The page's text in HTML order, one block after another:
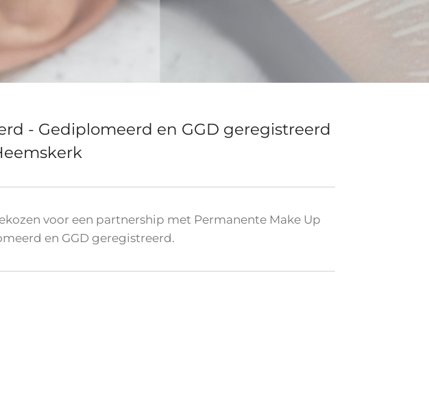
- Gediplomeerd en GGD geregistreerd
voor een partnership met Permanente Make Up
en GGD geregistreerd.